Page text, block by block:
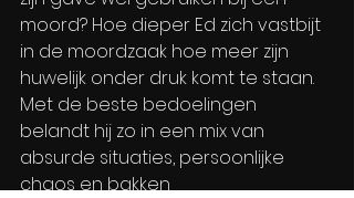
moord? Hoe dieper Ed zich vastbijt
in de moordzaak hoe meer zijn
huwelijk onder druk komt te staan.
Met de beste bedoelingen
belandt hij zo in een mix van
absurde situaties, persoonlijke
chaos en bakken